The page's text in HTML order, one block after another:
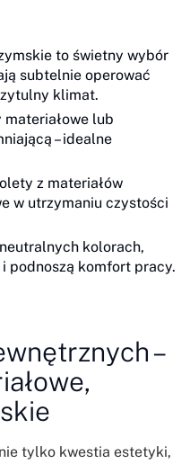
to świetny wybór
subtelnie operować
klimat.
lub
– idealne
z materiałów
w utrzymaniu czystości
kolorach,
podnoszą komfort pracy.
–
tylko kwestia estetyki,